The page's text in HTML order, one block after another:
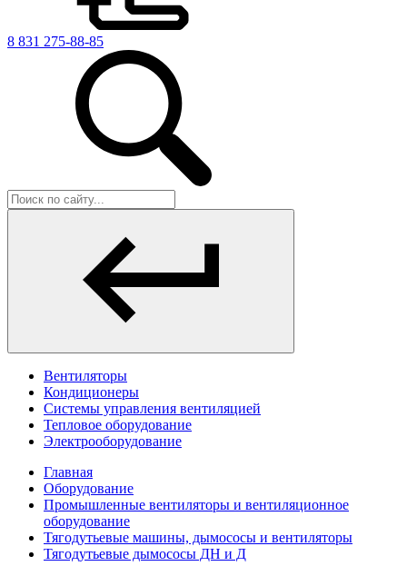
8 831 275-88-85
Вентиляторы
Кондиционеры
Системы управления вентиляцией
Тепловое оборудование
Электрооборудование
Главная
Оборудование
Промышленные вентиляторы и вентиляционное
оборудование
Тягодутьевые машины, дымососы и вентиляторы
Тягодутьевые дымососы ДН и Д